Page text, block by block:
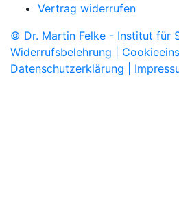
Vertrag widerrufen
© Dr. Martin Felke - Institut für
Widerrufsbelehrung |
Datenschutzerklärung |